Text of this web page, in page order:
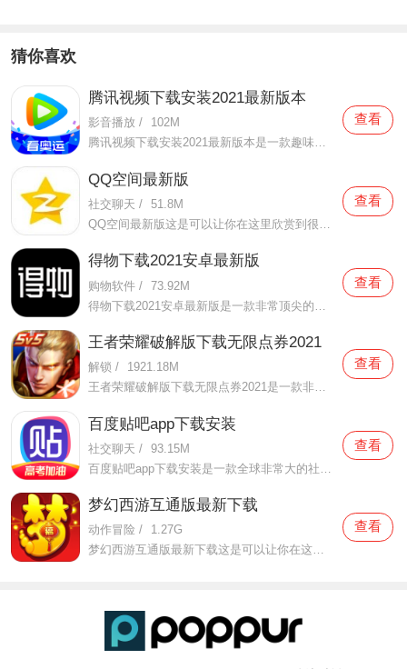
猜你喜欢
腾讯视频下载安装2021最新版本
影音播放 /
102M
腾讯视频下载安装2021最新版本是一款趣味性非常强的手机视频播放软件。在这款腾讯视频下载安装2021最新版本有很多当下热播的影片资源，在这里面可以看到有很多的精彩的影片，你想要观看的电视剧、电影、综艺、动漫等等统统都汇聚在这里面，影片的内容也都是非常丰富的，用户们
查看
QQ空间最新版
社交聊天 / 51.8M
查看
得物下载2021安卓最新版
购物软件 / 73.92M
查看
王者荣耀破解版下载无限点券2021
解锁 /
1921.18M
王者荣耀破解版下载无限点券2021是一款非常火热的手机游戏。在这款王者荣耀破解版下载无限点券2021中有着非常好用的辅助工具，在这里面你可以轻轻松松就获得点券的使用，而且还是可以无限使用的哦，完全没有受限制，只要你下载了这款王者荣耀破解版下载无限点券2021之后就可以
查看
百度贴吧app下载安装
社交聊天 / 93.15M
查看
梦幻西游互通版最新下载
动作冒险 /
1.27G
梦幻西游互通版最新下载这是可以让你在这里得到很多不一样的快乐互动内容的手机软件，不只是可以自由的去欣赏到很多不一样的欢乐内容，还有各种精彩的战斗模式可以给你全新的体验，大家在这里还可以自由的和很多的小伙伴们一起开心的进行各种战斗，进行有趣的开黑，感受到
查看